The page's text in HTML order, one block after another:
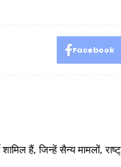
Facebook
हैं, जिन्हें सैन्य मामलों,